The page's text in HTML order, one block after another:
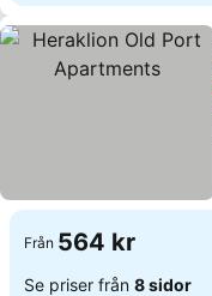
Från 564 kr
Se priser från 8 sidor